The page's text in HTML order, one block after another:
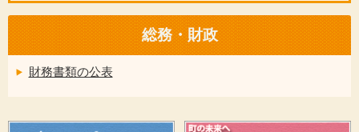
総務・財政
財務書類の公表